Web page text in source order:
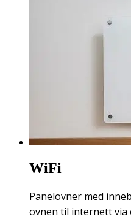
WiFi
Panelovner med
ovnen til internett via